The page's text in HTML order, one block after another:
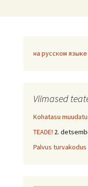
на русском языке
Viimased
Kohatasu
TEADE! 2.
Palvus turvakodus